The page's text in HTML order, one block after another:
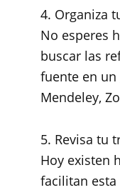
4. Organiza
No esperes
buscar las
fuente en
Mendeley,
5. Revisa tu
Hoy existen
facilitan esta